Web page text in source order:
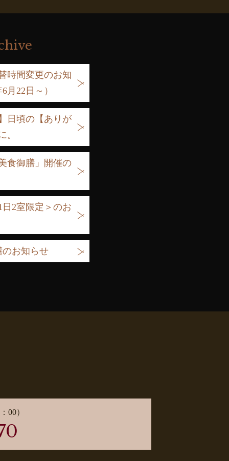
時間変更のお知
22日～）
日頃の【ありが
。
食御膳」開催の
2室限定＞のお
お知らせ
00）